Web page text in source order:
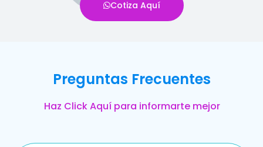
Cotiza Aquí
Preguntas Frecuentes
Haz Click Aquí para informarte mejor